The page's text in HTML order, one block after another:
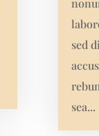
sed
sea...